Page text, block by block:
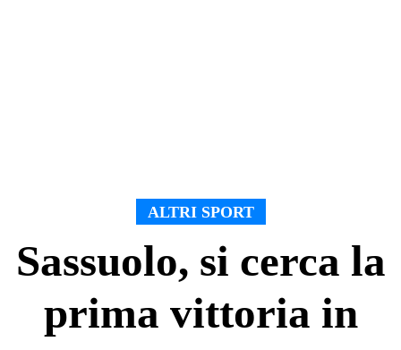
ALTRI SPORT
Sassuolo, si cerca la
prima vittoria in